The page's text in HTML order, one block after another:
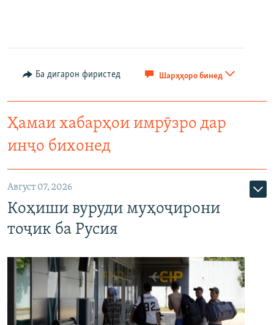
Ба дигарон фиристед Шарҳҳоро бинед
Ҳамаи хабарҳои имрӯзро дар
инҷо бихонед
Август 07, 2026
Коҳиши вуруди муҳоҷирони
тоҷик ба Русия